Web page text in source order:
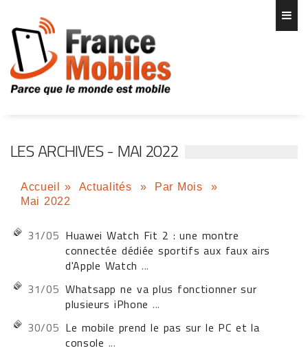
LES ARCHIVES - MAI 2022
Accueil » Actualités » Par Mois
»
Mai 2022
31/05 Huawei Watch Fit 2 : une montre
connectée dédiée sportifs aux faux airs
d'Apple Watch ...
31/05 Whatsapp ne va plus fonctionner sur
plusieurs iPhone ...
30/05 Le mobile prend le pas sur le PC et la
console ...